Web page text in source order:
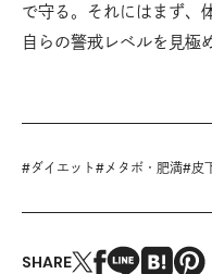
で守る。それにはまず、
自らの警戒レベルを見極
#ダイエット #メタボ・肥満#皮
SHARE